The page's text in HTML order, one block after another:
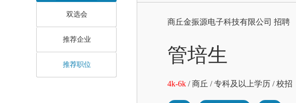
双选会
推荐企业
推荐职位
商丘金振源电子科技有限公司 招聘
管培生
4k-6k /商丘 /专科及以上学历 /校招